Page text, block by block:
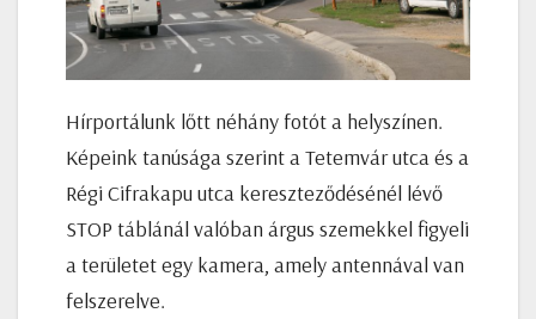
Hírportálunk lőtt néhány fotót a helyszínen.
Képeink tanúsága szerint a Tetemvár utca és a
Régi Cifrakapu utca kereszteződésénél lévő
STOP táblánál valóban árgus szemekkel figyeli
a területet egy kamera, amely antennával van
felszerelve.